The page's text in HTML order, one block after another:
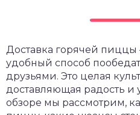
Доставка горячей пиццы
удобный способ
друзьями. Это целая
доставляющая радость и
обзоре мы рассмотрим,